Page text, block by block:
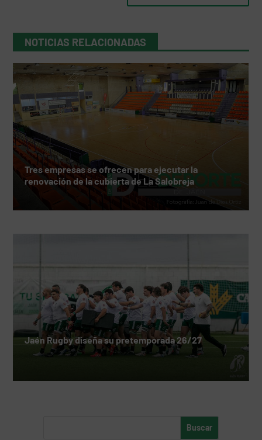
NOTICIAS RELACIONADAS
Tres empresas se ofrecen para ejecutar la
renovación de la cubierta de La Salobreja
Jaén Rugby diseña su pretemporada 26/27